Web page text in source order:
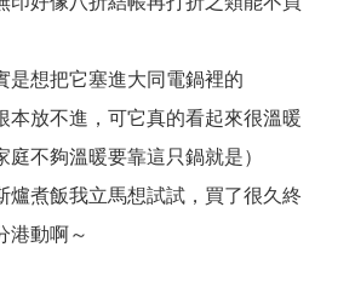
是想把它塞進大同電鍋裡的
本放不進，可它真的看起來很溫暖
不夠溫暖要靠這只鍋就是）
爐煮飯我立馬想試試，買了很久終
港動啊～